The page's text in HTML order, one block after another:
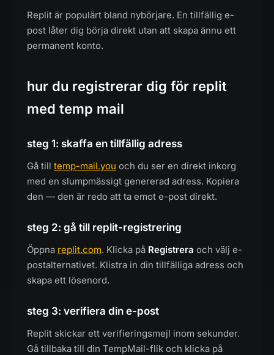
Replit är populärt bland nybörjare. En tillfällig e-
post låter dig börja direkt utan att skapa ännu ett
permanent konto.
hur du registrerar dig för replit
med temp mail
steg 1: skaffa en tillfällig adress
Gå till temp-mail.you och du ser en direkt inkorg
med en slumpmässigt genererad adress. Kopiera
den — den är redo att ta emot e-post direkt.
steg 2: gå till replit-registrering
Öppna replit.com. Klicka på Registrera och välj e-
postalternativet. Klistra in din tillfälliga adress och
skapa ett lösenord.
steg 3: verifiera din e-post
Replit skickar ett verifieringsmejl inom sekunder.
Gå tillbaka till din TempMail-flik och klicka på